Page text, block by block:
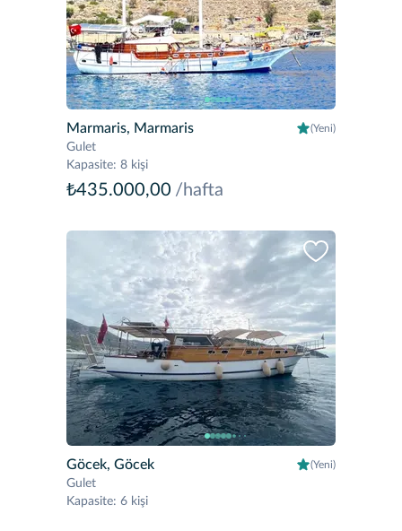
Marmaris, Marmaris (Yeni)
Gulet
Kapasite: 8 kişi
₺435.000,00 /hafta
Göcek, Göcek (Yeni)
Gulet
Kapasite: 6 kişi